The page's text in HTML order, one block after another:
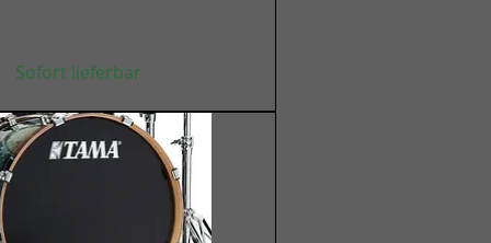
Sofort lieferbar